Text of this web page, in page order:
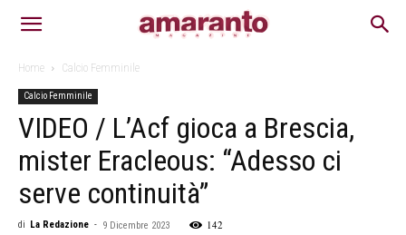
Home Calcio Femminile
Calcio Femminile
VIDEO / L’Acf gioca a Brescia,
mister Eracleous: “Adesso ci
serve continuità”
di La Redazione - 9 Dicembre 2023 142